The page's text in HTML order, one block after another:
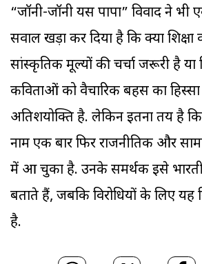
“जॉनी-जॉनी यस पापा” विवाद ने भी
सवाल खड़ा कर दिया है कि क्या शिक्षा
सांस्कृतिक मूल्यों की चर्चा जरूरी है या
कविताओं को वैचारिक बहस का हिस्सा
अतिशयोक्ति है. लेकिन इतना तय है कि
नाम एक बार फिर राजनीतिक और
में आ चुका है. उनके समर्थक इसे
बताते हैं, जबकि विरोधियों के लिए यह
है.